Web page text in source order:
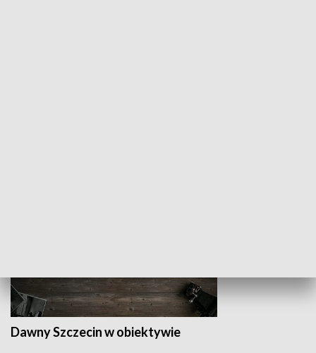
Dawny Szczecin w obiektywie